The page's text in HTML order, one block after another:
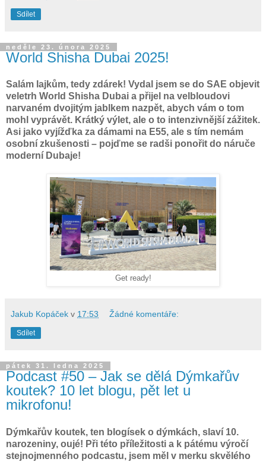
Sdílet
neděle 23. února 2025
World Shisha Dubai 2025!
Salám lajkům, tedy zdárek! Vydal jsem se do SAE objevit
veletrh World Shisha Dubai a přijel na velbloudovi
narvaném dvojitým jablkem nazpět, abych vám o tom
mohl vyprávět. Krátký výlet, ale o to intenzivnější zážitek.
Asi jako vyjížďka za dámami na E55, ale s tím nemám
osobní zkušenosti – pojďme se radši ponořit do náruče
moderní Dubaje!
Get ready!
Jakub Kopáček v 17:53 Žádné komentáře:
Sdílet
pátek 31. ledna 2025
Podcast #50 – Jak se dělá Dýmkařův
koutek? 10 let blogu, pět let u
mikrofonu!
Dýmkařův koutek, ten blogísek o dýmkách, slaví 10.
narozeniny, oujé! Při této příležitosti a k pátému výročí
stejnojmenného podcastu, jsem měl v merku skvělého